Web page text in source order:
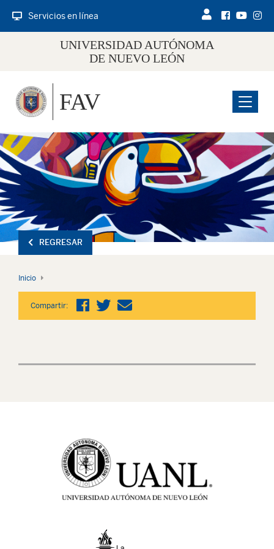
Servicios en línea
UNIVERSIDAD AUTÓNOMA
DE NUEVO LEÓN
Menu
FAV
REGRESAR
Inicio
Compartir: